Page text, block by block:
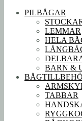
PILBÅGAR
LEMMAR
HELA
BARN &
TABBAR